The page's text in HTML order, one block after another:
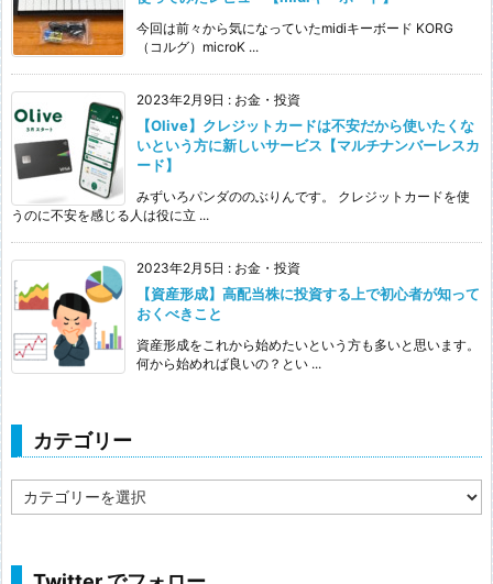
今回は前々から気になっていたmidiキーボード KORG
（コルグ）microK ...
2023年2月9日 : お金・投資
【Olive】クレジットカードは不安だから使いたくな
いという方に新しいサービス【マルチナンバーレスカ
ード】
みずいろパンダののぶりんです。 クレジットカードを使
うのに不安を感じる人は役に立 ...
2023年2月5日 : お金・投資
【資産形成】高配当株に投資する上で初心者が知って
おくべきこと
資産形成をこれから始めたいという方も多いと思います。
何から始めれば良いの？とい ...
カテゴリー
テ